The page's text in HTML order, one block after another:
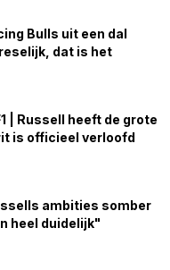
Bulls uit een dal
dat is het
| Russell heeft de grote
is officieel verloofd
ambities somber
heel duidelijk"